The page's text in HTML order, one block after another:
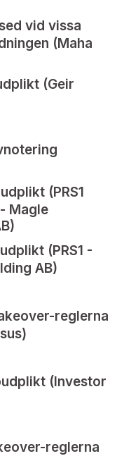
vid vissa
(Maha
(Geir
(PRS1
Magle
(PRS1 -
AB)
reglerna
(Investor
reglerna